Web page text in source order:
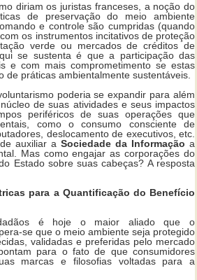
diriam os juristas franceses, a noção do
de preservação do meio ambiente
e controle são cumpridas (quando
os instrumentos incitativos de proteção
verde ou mercados de créditos de
se sustenta é que a participação das
e com mais comprometimento se estas
práticas ambientalmente sustentáveis.
poderia se expandir para além
de suas atividades e seus impactos
periféricos de suas operações que
como o consumo consciente de
deslocamento de executivos, etc.
auxiliar a Sociedade da Informação a
Mas como engajar as corporações do
Estado sobre suas cabeças? A resposta
para a Quantificação do Benefício
é hoje o maior aliado que o
se que o meio ambiente seja protegido
validadas e preferidas pelo mercado
para o fato de que consumidores
marcas e filosofias voltadas para a